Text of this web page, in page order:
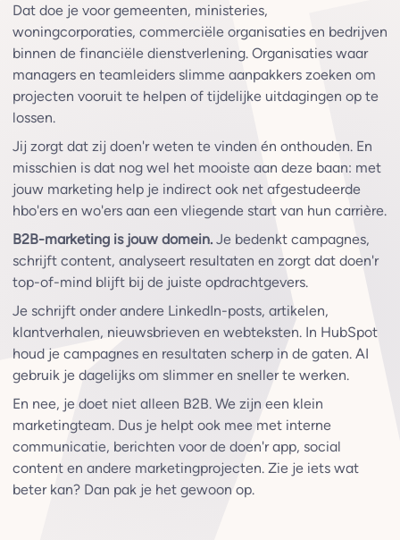
Dat doe je voor gemeenten, ministeries,
woningcorporaties, commerciële organisaties en bedrijven
binnen de financiële dienstverlening. Organisaties waar
managers en teamleiders slimme aanpakkers zoeken om
projecten vooruit te helpen of tijdelijke uitdagingen op te
lossen.
Jij zorgt dat zij doen'r weten te vinden én onthouden. En
misschien is dat nog wel het mooiste aan deze baan: met
jouw marketing help je indirect ook net afgestudeerde
hbo'ers en wo'ers aan een vliegende start van hun carrière.
B2B-marketing is jouw domein. Je bedenkt campagnes,
schrijft content, analyseert resultaten en zorgt dat doen'r
top-of-mind blijft bij de juiste opdrachtgevers.
Je schrijft onder andere LinkedIn-posts, artikelen,
klantverhalen, nieuwsbrieven en webteksten. In HubSpot
houd je campagnes en resultaten scherp in de gaten. AI
gebruik je dagelijks om slimmer en sneller te werken.
En nee, je doet niet alleen B2B. We zijn een klein
marketingteam. Dus je helpt ook mee met interne
communicatie, berichten voor de doen'r app, social
content en andere marketingprojecten. Zie je iets wat
beter kan? Dan pak je het gewoon op.